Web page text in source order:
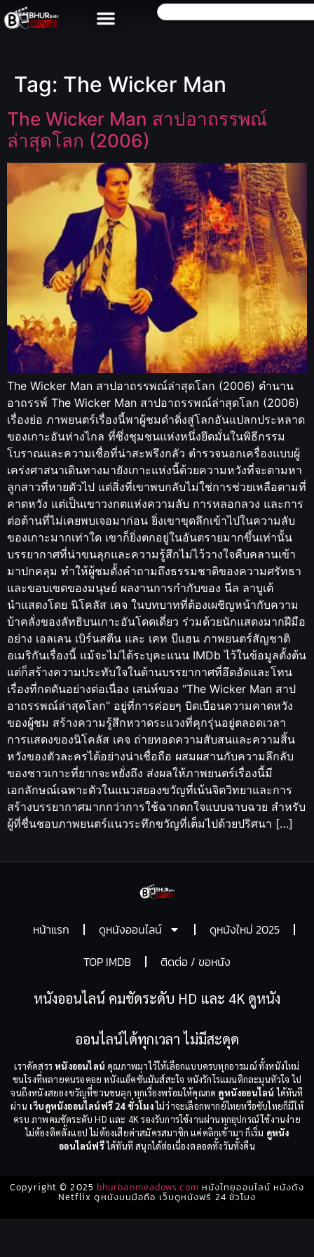
Tag: The Wicker Man
The Wicker Man สาปอาถรรพณ์
ล่าสุดโลก (2006)
The Wicker Man สาปอาถรรพณ์ล่าสุดโลก (2006) ตำนาน
อาถรรพ์ The Wicker Man สาปอาถรรพณ์ล่าสุดโลก (2006)
เรื่องย่อ ภาพยนตร์เรื่องนี้พาผู้ชมดำดิ่งสู่โลกอันแปลกประหลาด
ของเกาะอันห่างไกล ที่ซึ่งชุมชนแห่งหนึ่งยึดมั่นในพิธีกรรม
โบราณและความเชื่อที่น่าสะพรึงกลัว ตำรวจนอกเครื่องแบบผู้
เคร่งศาสนาเดินทางมายังเกาะแห่งนี้ด้วยความหวังที่จะตามหา
ลูกสาวที่หายตัวไป แต่สิ่งที่เขาพบกลับไม่ใช่การช่วยเหลือตามที่
คาดหวัง แต่เป็นเขาวงกตแห่งความลับ การหลอกลวง และการ
ต่อต้านที่ไม่เคยพบเจอมาก่อน ยิ่งเขาขุดลึกเข้าไปในความลับ
ของเกาะมากเท่าใด เขาก็ยิ่งตกอยู่ในอันตรายมากขึ้นเท่านั้น
บรรยากาศที่น่าขนลุกและความรู้สึกไม่ไว้วางใจคืบคลานเข้า
มาปกคลุม ทำให้ผู้ชมตั้งคำถามถึงธรรมชาติของความศรัทธา
และขอบเขตของมนุษย์ ผลงานการกำกับของ นีล ลาบูเต้
นำแสดงโดย นิโคลัส เคจ ในบทบาทที่ต้องเผชิญหน้ากับความ
บ้าคลั่งของลัทธิบนเกาะอันโดดเดี่ยว ร่วมด้วยนักแสดงมากฝีมือ
อย่าง เอลเลน เบิร์นสตีน และ เคท บีแฮน ภาพยนตร์สัญชาติ
อเมริกันเรื่องนี้ แม้จะไม่ได้ระบุคะแนน IMDb ไว้ในข้อมูลตั้งต้น
แต่ก็สร้างความประทับใจในด้านบรรยากาศที่อึดอัดและโทน
เรื่องที่กดดันอย่างต่อเนื่อง เสน่ห์ของ “The Wicker Man สาป
อาถรรพณ์ล่าสุดโลก” อยู่ที่การค่อยๆ บิดเบือนความคาดหวัง
ของผู้ชม สร้างความรู้สึกหวาดระแวงที่คุกรุ่นอยู่ตลอดเวลา
การแสดงของนิโคลัส เคจ ถ่ายทอดความสับสนและความสิ้น
หวังของตัวละครได้อย่างน่าเชื่อถือ ผสมผสานกับความลึกลับ
ของชาวเกาะที่ยากจะหยั่งถึง ส่งผลให้ภาพยนตร์เรื่องนี้มี
เอกลักษณ์เฉพาะตัวในแนวสยองขวัญที่เน้นจิตวิทยาและการ
สร้างบรรยากาศมากกว่าการใช้ฉากตกใจแบบฉาบฉวย สำหรับ
ผู้ที่ชื่นชอบภาพยนตร์แนวระทึกขวัญที่เต็มไปด้วยปริศนา […]
หน้าแรก ดูหนังออนไลน์
ดูหนังใหม่ 2025
TOP IMDB
ติดต่อ / ขอหนัง
หนังออนไลน์ คมชัดระดับ HD และ 4K ดูหนัง
ออนไลน์ได้ทุกเวลา ไม่มีสะดุด
เราคัดสรรหนังออนไลน์ คุณภาพมาไว้ให้เลือกแบบครบทุกอารมณ์ ทั้งหนังใหม่
ชนโรงที่หลายคนรอคอย หนังแอ็คชั่นมันส์สะใจ หนังรักโรแมนติกละมุนหัวใจ ไป
จนถึงหนังสยองขวัญที่ชวนขนลุก ทุกเรื่องพร้อมให้คุณกด ดูหนังออนไลน์ ได้ทันที
ผ่าน เว็บดูหนังออนไลน์ฟรี 24 ชั่วโมงไม่ว่าจะเลือกพากย์ไทยหรือซับไทยก็มีให้
ครบ ภาพคมชัดระดับ HD และ 4K รองรับการใช้งานผ่านทุกอุปกรณ์ ใช้งานง่าย
ไม่ต้องติดตั้งแอป ไม่ต้องเสียค่าสมัครสมาชิก แค่คลิกเข้ามา ก็เริ่ม ดูหนัง
ออนไลน์ฟรีได้ทันที สนุกได้ต่อเนื่องตลอดทั้งวันทั้งคืน
Copyright © 2025 bhurbanmeadows.com หนังไทยออนไลน์ หนังดัง
Netflix ดูหนังบนมือถือ เว็บดูหนังฟรี 24 ชั่วโมง